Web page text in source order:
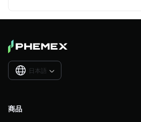
日本語 
商品